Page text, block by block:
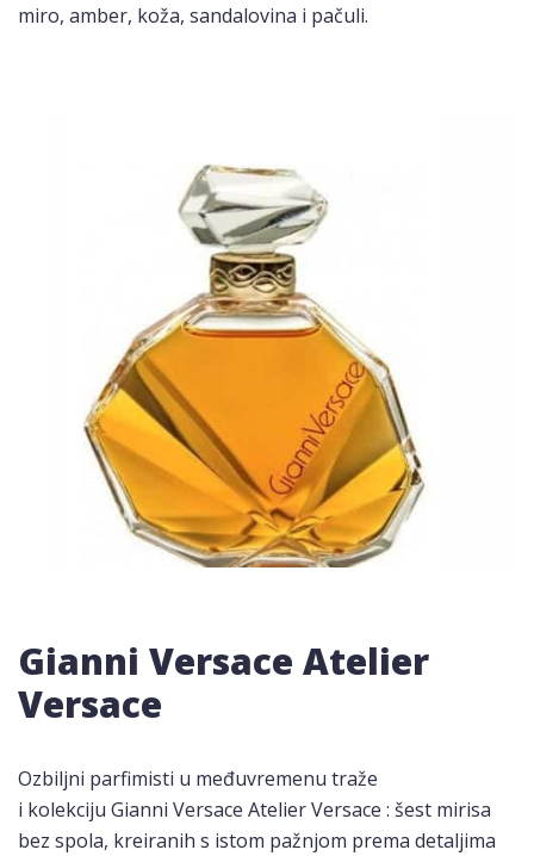
miro, amber, koža, sandalovina i pačuli.
Gianni Versace Atelier
Versace
Ozbiljni parfimisti u međuvremenu traže
i kolekciju Gianni Versace Atelier Versace : šest mirisa
bez spola, kreiranih s istom pažnjom prema detaljima